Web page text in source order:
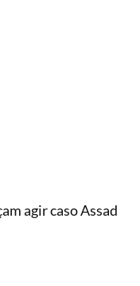
agir caso Assad